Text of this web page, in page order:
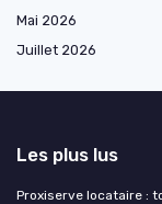
Mai 2026
Juillet 2026
Les plus lus
Proxiserve locataire :